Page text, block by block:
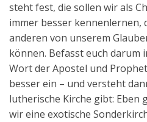
steht fest, die sollen wir als
immer besser kennenlernen,
anderen von unserem
können. Befasst euch darum
Wort der Apostel und
besser ein – und versteht
lutherische Kirche gibt: Eben
wir eine exotische